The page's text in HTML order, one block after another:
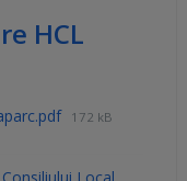
HCL
172 kB